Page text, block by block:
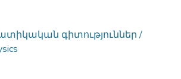
գիտություններ /